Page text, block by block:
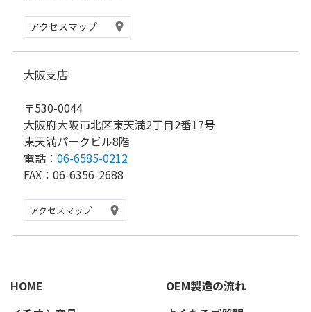
アクセスマップ
大阪支店
〒530-0044
大阪府大阪市北区東天満2丁目2番17号
東天満パークビル8階
電話： 06-6585-0212
FAX：06-6356-2688
アクセスマップ
HOME
OEM製造の流れ